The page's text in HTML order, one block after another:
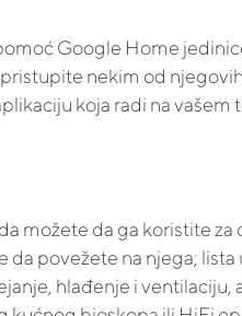
Google Home
nekim od
koja radi na
možete da ga koristite
da povežete na njega;
hlađenje i